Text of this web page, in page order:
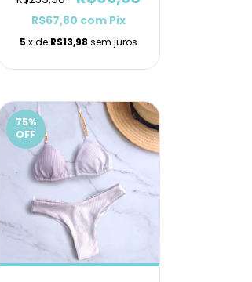
R$67,80 com Pix
5 x de R$13,98 sem juros
75%
OFF